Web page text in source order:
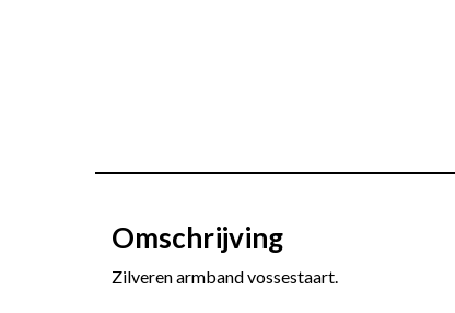
Omschrijving
Zilveren armband vossestaart.